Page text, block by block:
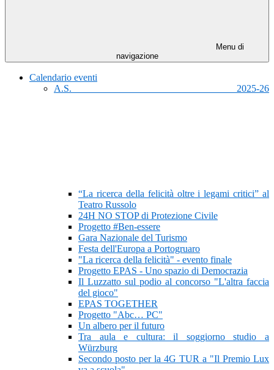
Menu di
navigazione
Calendario eventi
A.S. 2025-26
“La ricerca della felicità oltre i legami critici” al
Teatro Russolo
24H NO STOP di Protezione Civile
Progetto #Ben-essere
Gara Nazionale del Turismo
Festa dell'Europa a Portogruaro
"La ricerca della felicità" - evento finale
Progetto EPAS - Uno spazio di Democrazia
Il Luzzatto sul podio al concorso "L'altra faccia
del gioco"
EPAS TOGETHER
Progetto "Abc… PC"
Un albero per il futuro
Tra aula e cultura: il soggiorno studio a
Würzburg
Secondo posto per la 4G TUR a "Il Premio Lux